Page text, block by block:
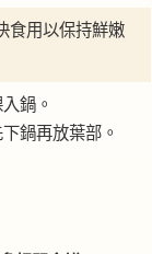
食用以保持鮮嫩
鍋。
鍋再放葉部。